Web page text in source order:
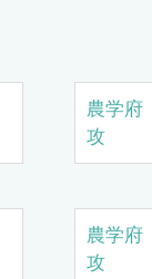
農学
攻
農学
攻